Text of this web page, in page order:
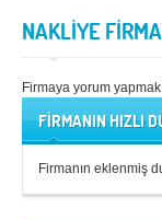
NAKLİYE
Firmaya yorum
FİRMANIN HIZLI
Firmanın eklenmiş